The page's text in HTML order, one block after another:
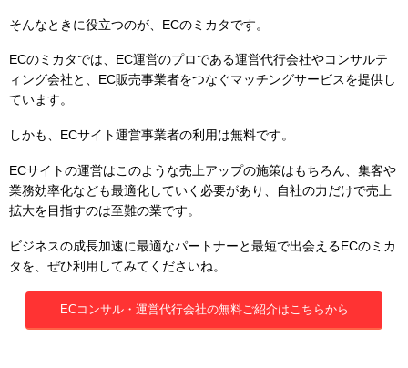
そんなときに役立つのが、ECのミカタです。
ECのミカタでは、EC運営のプロである運営代行会社やコンサルテ
ィング会社と、EC販売事業者をつなぐマッチングサービスを提供し
ています。
しかも、ECサイト運営事業者の利用は無料です。
ECサイトの運営はこのような売上アップの施策はもちろん、集客や
業務効率化なども最適化していく必要があり、自社の力だけで売上
拡大を目指すのは至難の業です。
ビジネスの成長加速に最適なパートナーと最短で出会えるECのミカ
タを、ぜひ利用してみてくださいね。
ECコンサル・運営代行会社の無料ご紹介はこちらから